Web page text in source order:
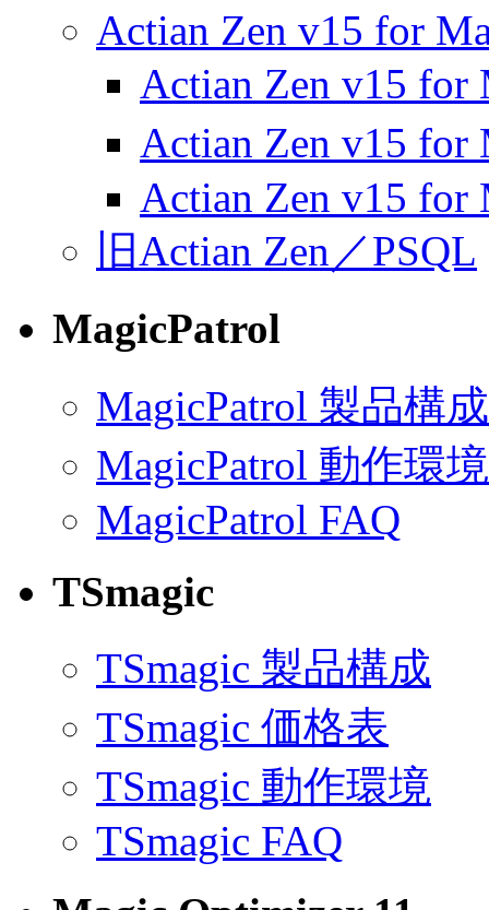
Actian Zen v15 for
Actian Zen v15
Actian Zen v15
Actian Zen v15 for
旧Actian Zen／PSQL
MagicPatrol
MagicPatrol 製品構成
MagicPatrol 動作環境
MagicPatrol FAQ
TSmagic
TSmagic 製品構成
TSmagic 価格表
TSmagic 動作環境
TSmagic FAQ